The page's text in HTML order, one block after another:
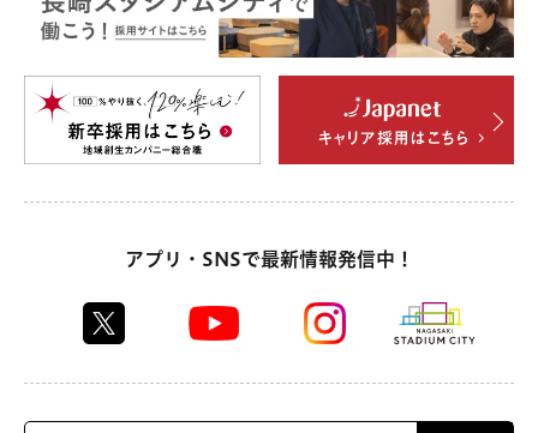
アプリ・SNSで最新情報発信中！